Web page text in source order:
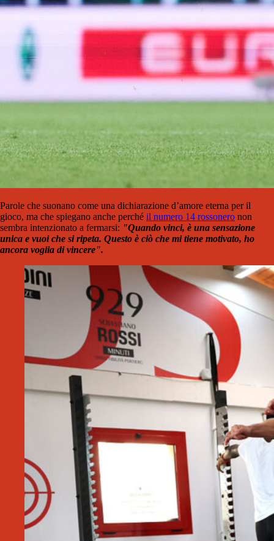
Parole che suonano come una dichiarazione d’amore eterna per il
gioco, ma che spiegano anche perché il numero 14 rossonero non
sembra intenzionato a fermarsi: "Quando vinci, è una sensazione
unica e vuoi che si ripeta. Questo è ciò che mi tiene motivato, ho
ancora voglia di vincere".